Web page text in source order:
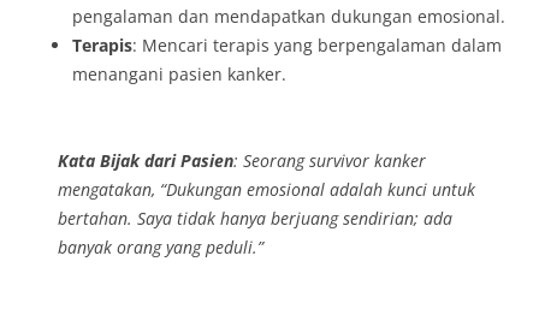
pengalaman dan mendapatkan dukungan emosional.
Terapis: Mencari terapis yang berpengalaman dalam
menangani pasien kanker.
Kata Bijak dari Pasien: Seorang survivor kanker
mengatakan, “Dukungan emosional adalah kunci untuk
bertahan. Saya tidak hanya berjuang sendirian; ada
banyak orang yang peduli.”